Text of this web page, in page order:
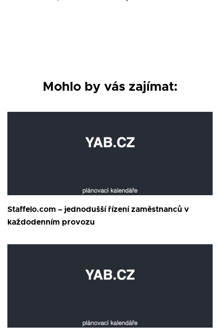
Mohlo by vás zajímat:
Staffelo.com – jednodušší řízení zaměstnanců v
každodenním provozu